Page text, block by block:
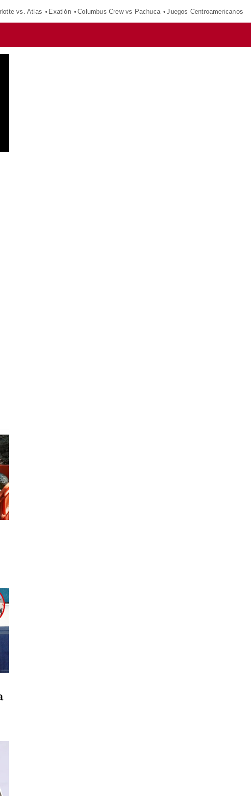
vs. Atlas Exatlón Columbus Crew vs Pachuca Juegos Centroamericanos